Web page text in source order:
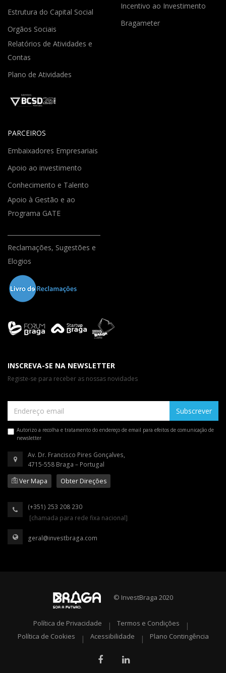
Estrutura do Capital Social
Orgãos Sociais
Relatórios de Atividades e
Contas
Plano de Atividades
Incentivo ao Investimento
Bragameter
PARCEIROS
Embaixadores Empresariais
Apoio ao investimento
Conhecimento e Talento
Apoio à Gestão e ao
Programa GATE
Reclamações, Sugestões e
Elogios
INSCREVA-SE NA NEWSLETTER
Registe-se para receber as nossas novidades
Subscrever
Autorizo a recolha e tratamento do endereço de email para efeitos de comunicação de
newsletter
Av. Dr. Francisco Pires Gonçalves,
4715-558 Braga – Portugal
Ver Mapa
Obter Direções
(+351) 253 208 230
[chamada para rede fixa nacional]
geral@investbraga.com
© InvestBraga 2020
Política de Privacidade | Termos e Condições |
Política de Cookies | Acessibilidade | Plano Contingência